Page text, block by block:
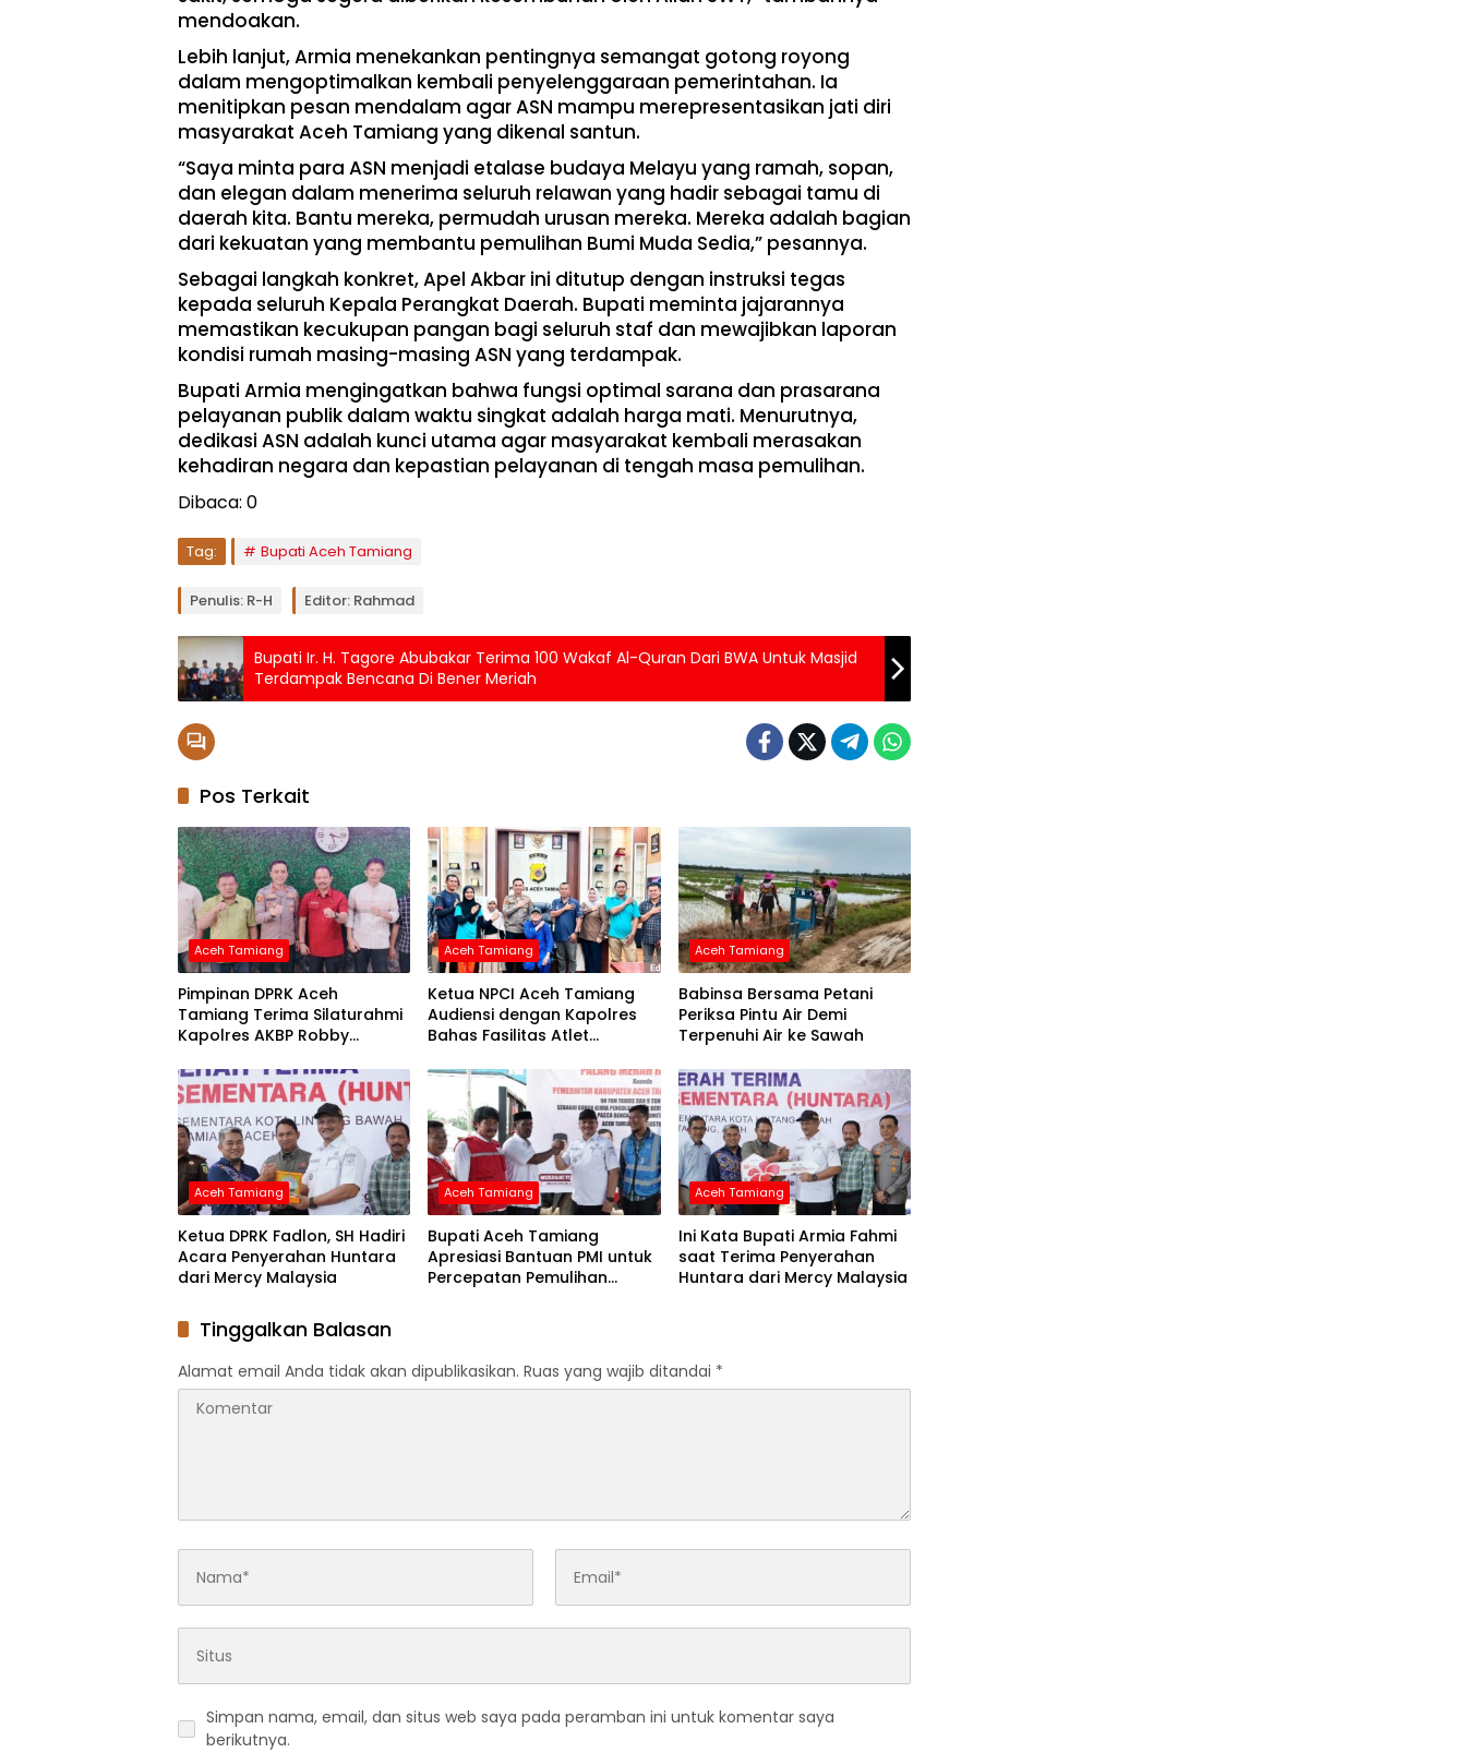
mendoakan.
​Lebih lanjut, Armia menekankan pentingnya semangat gotong royong
dalam mengoptimalkan kembali penyelenggaraan pemerintahan. Ia
menitipkan pesan mendalam agar ASN mampu merepresentasikan jati diri
masyarakat Aceh Tamiang yang dikenal santun.
​“Saya minta para ASN menjadi etalase budaya Melayu yang ramah, sopan,
dan elegan dalam menerima seluruh relawan yang hadir sebagai tamu di
daerah kita. Bantu mereka, permudah urusan mereka. Mereka adalah bagian
dari kekuatan yang membantu pemulihan Bumi Muda Sedia,” pesannya.
​Sebagai langkah konkret, Apel Akbar ini ditutup dengan instruksi tegas
kepada seluruh Kepala Perangkat Daerah. Bupati meminta jajarannya
memastikan kecukupan pangan bagi seluruh staf dan mewajibkan laporan
kondisi rumah masing-masing ASN yang terdampak.
​Bupati Armia mengingatkan bahwa fungsi optimal sarana dan prasarana
pelayanan publik dalam waktu singkat adalah harga mati. Menurutnya,
dedikasi ASN adalah kunci utama agar masyarakat kembali merasakan
kehadiran negara dan kepastian pelayanan di tengah masa pemulihan.
Dibaca: 0
Tag: Bupati Aceh Tamiang
Penulis: R-H Editor: Rahmad
Bupati Ir. H. Tagore Abubakar Terima 100 Wakaf Al-Quran Dari BWA Untuk Masjid
Terdampak Bencana Di Bener Meriah
Pos Terkait
Aceh Tamiang
Pimpinan DPRK Aceh
Tamiang Terima Silaturahmi
Kapolres AKBP Robby
Aceh Tamiang
Ketua NPCI Aceh Tamiang
Audiensi dengan Kapolres
Bahas Fasilitas Atlet
Aceh Tamiang
Babinsa Bersama Petani
Periksa Pintu Air Demi
Terpenuhi Air ke Sawah
Aceh Tamiang
Ketua DPRK Fadlon, SH Hadiri
Acara Penyerahan Huntara
dari Mercy Malaysia
Aceh Tamiang
Bupati Aceh Tamiang
Apresiasi Bantuan PMI untuk
Percepatan Pemulihan
Aceh Tamiang
Ini Kata Bupati Armia Fahmi
saat Terima Penyerahan
Huntara dari Mercy Malaysia
Tinggalkan Balasan
Alamat email Anda tidak akan dipublikasikan. Ruas yang wajib ditandai *
Simpan nama, email, dan situs web saya pada peramban ini untuk komentar saya
berikutnya.